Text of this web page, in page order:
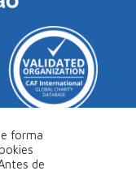
forma
de